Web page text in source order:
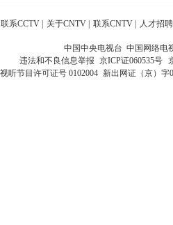
联系CCTV | 关于CNTV | 联系CNTV | 人才招聘
中国中央电视台 中国网络电
违法和不良信息举报 京ICP证060535号
听节目许可证号 0102004 新出网证（京）